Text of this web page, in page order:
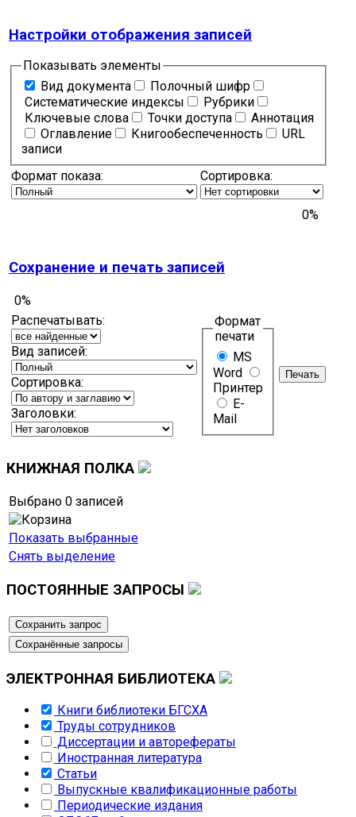
Настройки отображения записей
Показывать элементы
Вид документа
Полочный шифр
Систематические индексы
Рубрики
Ключевые слова
Точки доступа
Аннотация
Оглавление
Книгообеспеченность
URL
записи
Формат показа:
Сортировка:
0%
Сохранение и печать записей
0%
Распечатывать:
Вид записей:
Сортировка:
Заголовки:
Формат
печати
MS
Word
Принтер
E-
Mail
КНИЖНАЯ ПОЛКА
Выбрано 0 записей
Показать выбранные
Снять выделение
ПОСТОЯННЫЕ ЗАПРОСЫ
ЭЛЕКТРОННАЯ БИБЛИОТЕКА
Книги библиотеки БГСХА
Труды сотрудников
Диссертации и авторефераты
Иностранная литература
Статьи
Выпускные квалификационные работы
Периодические издания